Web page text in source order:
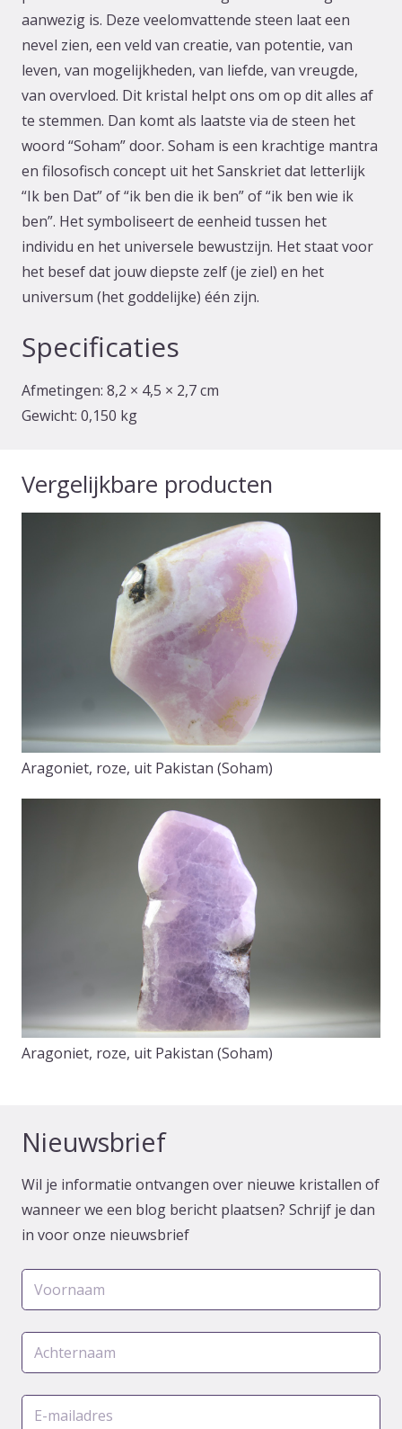
aanwezig is. Deze veelomvattende steen laat een
nevel zien, een veld van creatie, van potentie, van
leven, van mogelijkheden, van liefde, van vreugde,
van overvloed. Dit kristal helpt ons om op dit alles af
te stemmen. Dan komt als laatste via de steen het
woord “Soham” door. Soham is een krachtige mantra
en filosofisch concept uit het Sanskriet dat letterlijk
“Ik ben Dat” of “ik ben die ik ben” of “ik ben wie ik
ben”. Het symboliseert de eenheid tussen het
individu en het universele bewustzijn. Het staat voor
het besef dat jouw diepste zelf (je ziel) en het
universum (het goddelijke) één zijn.
Specificaties
Afmetingen: 8,2 × 4,5 × 2,7 cm
Gewicht: 0,150 kg
Vergelijkbare producten
Aragoniet, roze, uit Pakistan (Soham)
Aragoniet, roze, uit Pakistan (Soham)
Nieuwsbrief
Wil je informatie ontvangen over nieuwe kristallen of
wanneer we een blog bericht plaatsen? Schrijf je dan
in voor onze nieuwsbrief